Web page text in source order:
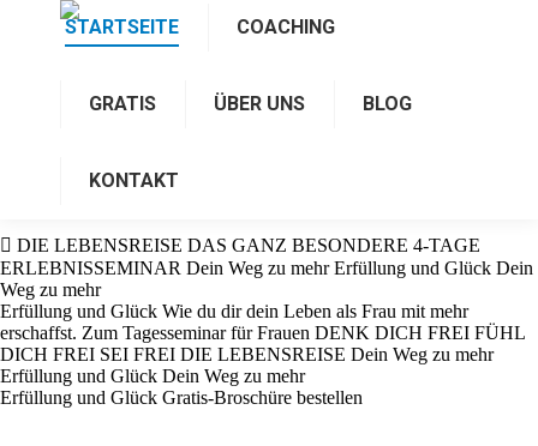
STARTSEITE COACHING
GRATIS ÜBER UNS BLOG
KONTAKT
DIE LEBENSREISE DAS GANZ BESONDERE 4-TAGE
ERLEBNISSEMINAR Dein Weg zu mehr Erfüllung und Glück Dein
Weg zu mehr
Erfüllung und Glück Wie du dir dein Leben als Frau mit mehr
erschaffst. Zum Tagesseminar für Frauen DENK DICH FREI FÜHL
DICH FREI SEI FREI DIE LEBENSREISE Dein Weg zu mehr
Erfüllung und Glück Dein Weg zu mehr
Erfüllung und Glück Gratis-Broschüre bestellen